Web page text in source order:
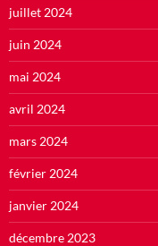
juillet 2024
juin 2024
mai 2024
avril 2024
mars 2024
février 2024
janvier 2024
décembre 2023